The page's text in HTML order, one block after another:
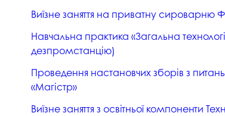
Виїзне заняття на приватну
Навчальна практика «Загальна
дезпромстанцію)
Проведення настановчих зборів з
«Магістр»
Виїзне заняття з освітньої компоненти